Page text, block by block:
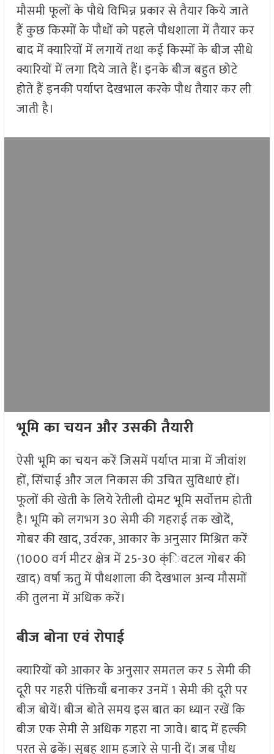
मौसमी फूलों के पौधे विभिन्न प्रकार से तैयार किये जाते
हैं कुछ किस्मों के पौधों को पहले पौधशाला में तैयार कर
बाद में क्यारियों में लगायें तथा कई किस्मों के बीज सीधे
क्यारियों में लगा दिये जाते हैं। इनके बीज बहुत छोटे
होते हैं इनकी पर्याप्त देखभाल करके पौध तैयार कर ली
जाती है।
भूमि का चयन और उसकी तैयारी
ऐसी भूमि का चयन करें जिसमें पर्याप्त मात्रा में जीवांश
हों, सिंचाई और जल निकास की उचित सुविधाएं हों।
फूलों की खेती के लिये रेतीली दोमट भूमि सर्वोत्तम होती
है। भूमि को लगभग 30 सेमी की गहराई तक खोदें,
गोबर की खाद, उर्वरक, आकार के अनुसार मिश्रित करें
(1000 वर्ग मीटर क्षेत्र में 25-30 क्ंिवटल गोबर की
खाद) वर्षा ऋतु में पौधशाला की देखभाल अन्य मौसमों
की तुलना में अधिक करें।
बीज बोना एवं रोपाई
क्यारियों को आकार के अनुसार समतल कर 5 सेमी की
दूरी पर गहरी पंक्तियाँ बनाकर उनमें 1 सेमी की दूरी पर
बीज बोयें। बीज बोते समय इस बात का ध्यान रखें कि
बीज एक सेमी से अधिक गहरा ना जावे। बाद में हल्की
परत से ढकें। सुबह शाम हजारे से पानी दें। जब पौध